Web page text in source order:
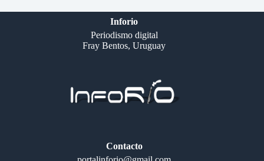
Inforio
Periodismo digital
Fray Bentos, Uruguay
Contacto